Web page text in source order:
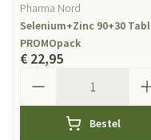
Pharma Nord
Selenium+Zinc 90+30 Tabl
PROMOpack
€ 22,95
Bestel